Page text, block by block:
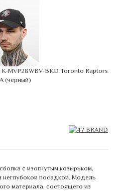
с изогнутым козырьком,
неглубокой посадкой. Модель
материала, состоящего из